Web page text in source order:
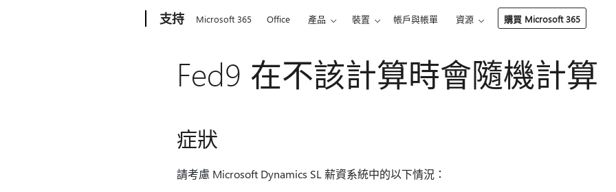
支持 Microsoft 365 Office 產品 裝置 帳戶與帳單 資源 購買 Microsoft 365
Fed9 在不該計算時會隨機計算
症狀
請考慮 Microsoft Dynamics SL 薪資系統中的以下情況：